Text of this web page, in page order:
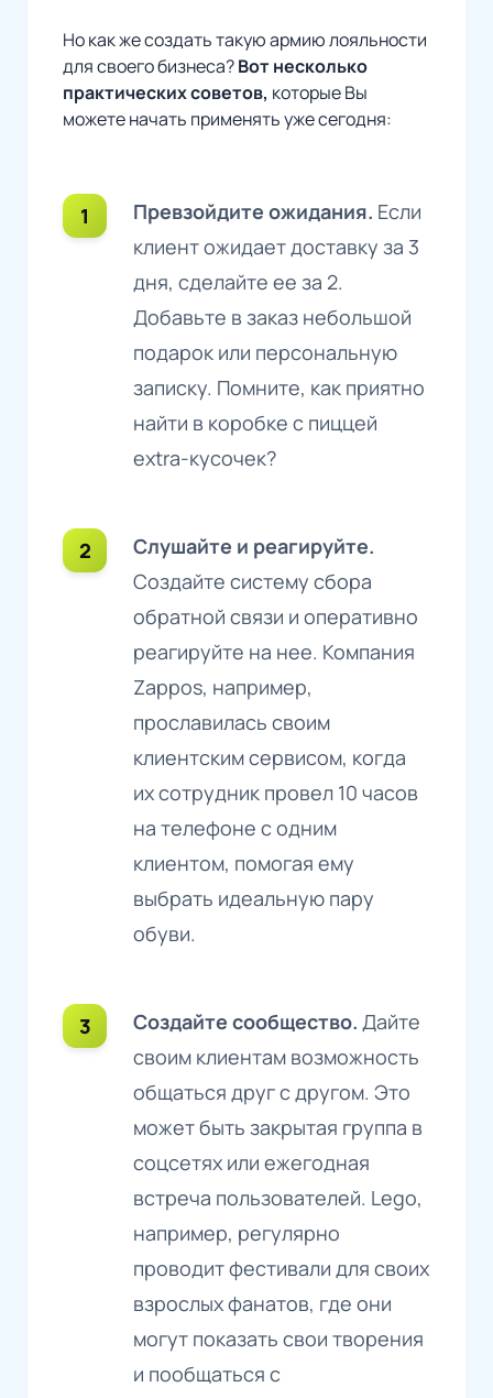
Но как же создать такую армию лояльности
для своего бизнеса?Вот несколько
практических советов, которые Вы
можете начать применять уже сегодня:
Превзойдите ожидания. Если
клиент ожидает доставку за 3
дня, сделайте ее за 2.
Добавьте в заказ небольшой
подарок или персональную
записку. Помните, как приятно
найти в коробке с пиццей
extra-кусочек?
Слушайте и реагируйте.
Создайте систему сбора
обратной связи и оперативно
реагируйте на нее. Компания
Zappos, например,
прославилась своим
клиентским сервисом, когда
их сотрудник провел 10 часов
на телефоне с одним
клиентом, помогая ему
выбрать идеальную пару
обуви.
Создайте сообщество. Дайте
своим клиентам возможность
общаться друг с другом. Это
может быть закрытая группа в
соцсетях или ежегодная
встреча пользователей. Lego,
например, регулярно
проводит фестивали для своих
взрослых фанатов, где они
могут показать свои творения
и пообщаться с